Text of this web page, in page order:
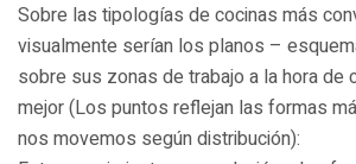
Sobre las tipologías de cocinas más
visualmente serían los planos –
sobre sus zonas de trabajo a la hora de
mejor (Los puntos reflejan las formas
nos movemos según distribución):